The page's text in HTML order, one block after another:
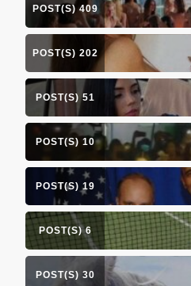
409 POST(S)
202 POST(S)
51 POST(S)
10 POST(S)
19 POST(S)
6 POST(S)
30 POST(S)